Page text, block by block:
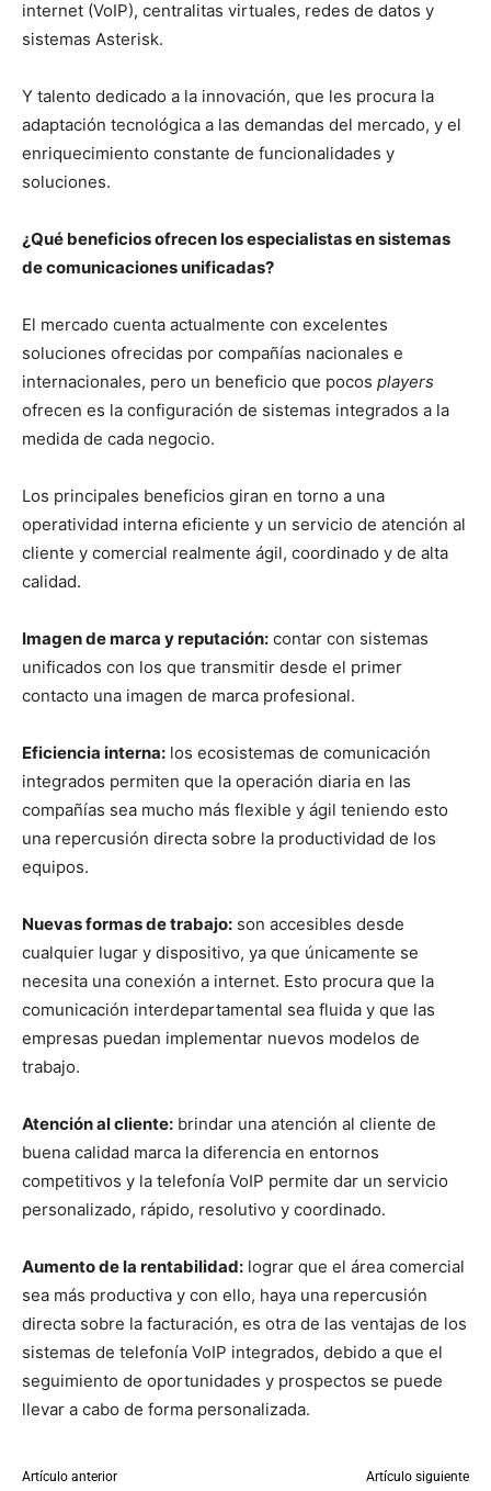
internet (VoIP), centralitas virtuales, redes de datos y
sistemas Asterisk.
Y talento dedicado a la innovación, que les procura la
adaptación tecnológica a las demandas del mercado, y el
enriquecimiento constante de funcionalidades y
soluciones.
¿Qué beneficios ofrecen los especialistas en sistemas
de comunicaciones unificadas?
El mercado cuenta actualmente con excelentes
soluciones ofrecidas por compañías nacionales e
internacionales, pero un beneficio que pocos players
ofrecen es la configuración de sistemas integrados a la
medida de cada negocio.
Los principales beneficios giran en torno a una
operatividad interna eficiente y un servicio de atención al
cliente y comercial realmente ágil, coordinado y de alta
calidad.
Imagen de marca y reputación: contar con sistemas
unificados con los que transmitir desde el primer
contacto una imagen de marca profesional.
Eficiencia interna: los ecosistemas de comunicación
integrados permiten que la operación diaria en las
compañías sea mucho más flexible y ágil teniendo esto
una repercusión directa sobre la productividad de los
equipos.
Nuevas formas de trabajo: son accesibles desde
cualquier lugar y dispositivo, ya que únicamente se
necesita una conexión a internet. Esto procura que la
comunicación interdepartamental sea fluida y que las
empresas puedan implementar nuevos modelos de
trabajo.
Atención al cliente: brindar una atención al cliente de
buena calidad marca la diferencia en entornos
competitivos y la telefonía VoIP permite dar un servicio
personalizado, rápido, resolutivo y coordinado.
Aumento de la rentabilidad: lograr que el área comercial
sea más productiva y con ello, haya una repercusión
directa sobre la facturación, es otra de las ventajas de los
sistemas de telefonía VoIP integrados, debido a que el
seguimiento de oportunidades y prospectos se puede
llevar a cabo de forma personalizada.
Artículo anterior Artículo siguiente